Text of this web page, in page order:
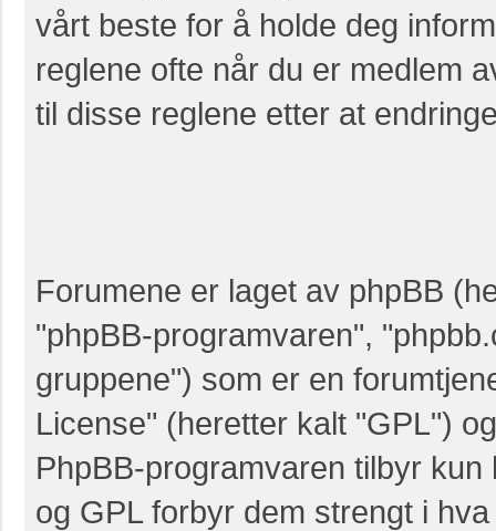
vårt beste for å holde deg
reglene ofte når du er medlem
til disse reglene etter at
Forumene er laget av phpBB
"phpBB-programvaren",
gruppene") som er en
License" (heretter kalt "GPL")
PhpBB-programvaren tilbyr
og GPL forbyr dem strengt i